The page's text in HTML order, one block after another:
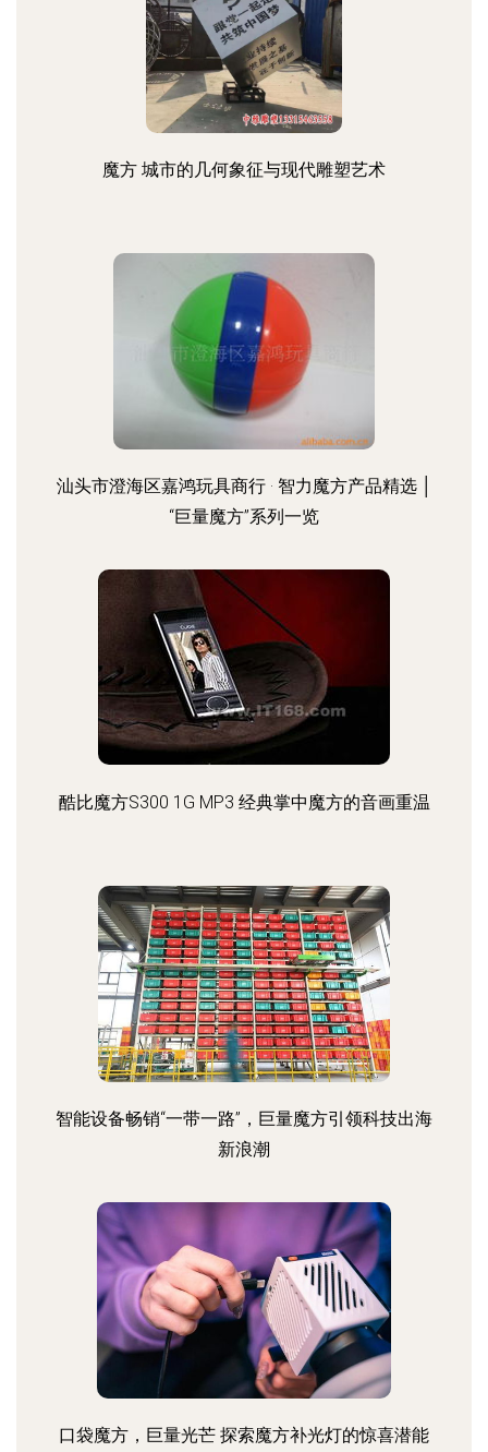
魔方 城市的几何象征与现代雕塑艺术
汕头市澄海区嘉鸿玩具商行 · 智力魔方产品精选 │
“巨量魔方”系列一览
酷比魔方S300 1G MP3 经典掌中魔方的音画重温
智能设备畅销“一带一路”，巨量魔方引领科技出海
新浪潮
口袋魔方，巨量光芒 探索魔方补光灯的惊喜潜能